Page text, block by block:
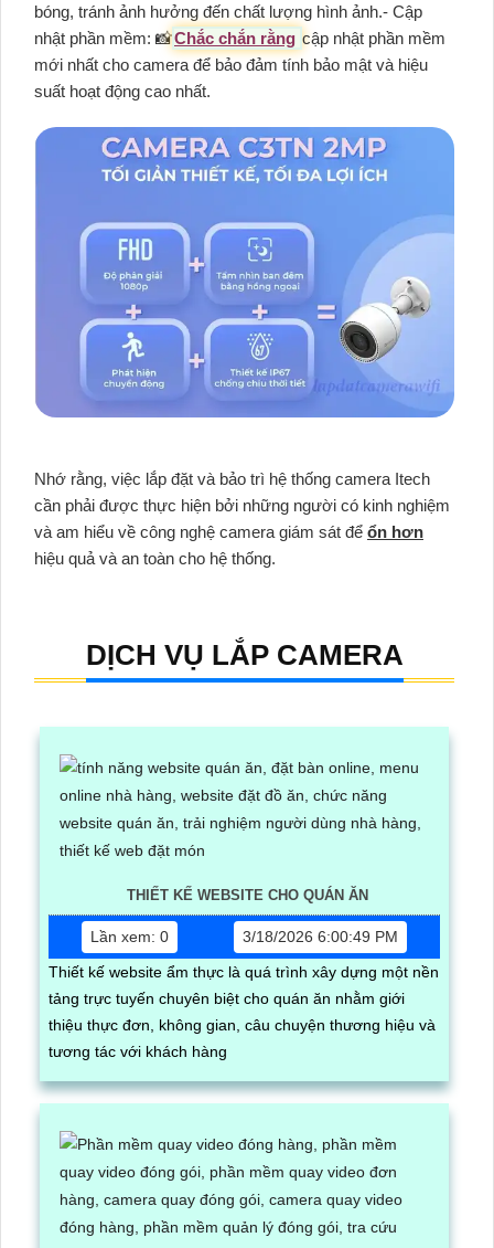
bóng, tránh ảnh hưởng đến chất lượng hình ảnh.- Cập
nhật phần mềm: 📸Chắc chắn rằng cập nhật phần mềm
mới nhất cho camera để bảo đảm tính bảo mật và hiệu
suất hoạt động cao nhất.
Nhớ rằng, việc lắp đặt và bảo trì hệ thống camera Itech
cần phải được thực hiện bởi những người có kinh nghiệm
và am hiểu về công nghệ camera giám sát để ổn hơn
hiệu quả và an toàn cho hệ thống.
DỊCH VỤ LẮP CAMERA
THIẾT KẾ WEBSITE CHO QUÁN ĂN
Lần xem: 0
3/18/2026 6:00:49 PM
Thiết kế website ẩm thực là quá trình xây dựng một nền
tảng trực tuyến chuyên biệt cho quán ăn nhằm giới
thiệu thực đơn, không gian, câu chuyện thương hiệu và
tương tác với khách hàng